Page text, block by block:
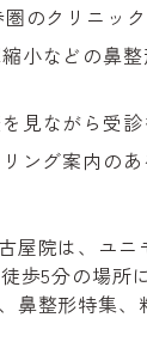
のクリニッ
小などの鼻
見ながら受
ング案内の
屋院は、ユニ
歩5分の場所
鼻整形特集、